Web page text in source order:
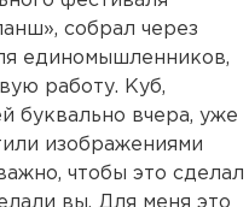
собрал через
единомышленников,
работу. Куб,
буквально вчера, уже
изображениями
чтобы это сделал
вы. Для меня это